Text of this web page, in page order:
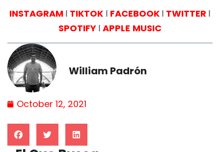
INSTAGRAM I TIKTOK I FACEBOOK I TWITTER I
SPOTIFY I APPLE MUSIC
William Padrón
October 12, 2021